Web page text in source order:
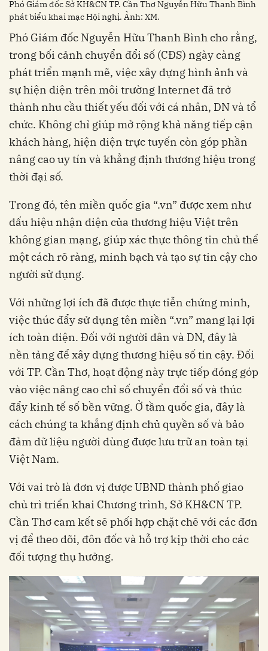
Phó Giám đốc Sở KH&CN TP. Cần Thơ Nguyễn Hữu Thanh Bình
phát biểu khai mạc Hội nghị. Ảnh: XM.
Phó Giám đốc Nguyễn Hữu Thanh Bình cho rằng,
trong bối cảnh chuyển đổi số (CĐS) ngày càng
phát triển mạnh mẽ, việc xây dựng hình ảnh và
sự hiện diện trên môi trường Internet đã trở
thành nhu cầu thiết yếu đối với cá nhân, DN và tổ
chức. Không chỉ giúp mở rộng khả năng tiếp cận
khách hàng, hiện diện trực tuyến còn góp phần
nâng cao uy tín và khẳng định thương hiệu trong
thời đại số.
Trong đó, tên miền quốc gia “.vn” được xem như
dấu hiệu nhận diện của thương hiệu Việt trên
không gian mạng, giúp xác thực thông tin chủ thể
một cách rõ ràng, minh bạch và tạo sự tin cậy cho
người sử dụng.
Với những lợi ích đã được thực tiễn chứng minh,
việc thúc đẩy sử dụng tên miền “.vn” mang lại lợi
ích toàn diện. Đối với người dân và DN, đây là
nền tảng để xây dựng thương hiệu số tin cậy. Đối
với TP. Cần Thơ, hoạt động này trực tiếp đóng góp
vào việc nâng cao chỉ số chuyển đổi số và thúc
đẩy kinh tế số bền vững. Ở tầm quốc gia, đây là
cách chúng ta khẳng định chủ quyền số và bảo
đảm dữ liệu người dùng được lưu trữ an toàn tại
Việt Nam.
Với vai trò là đơn vị được UBND thành phố giao
chủ trì triển khai Chương trình, Sở KH&CN TP.
Cần Thơ cam kết sẽ phối hợp chặt chẽ với các đơn
vị để theo dõi, đôn đốc và hỗ trợ kịp thời cho các
đối tượng thụ hưởng.